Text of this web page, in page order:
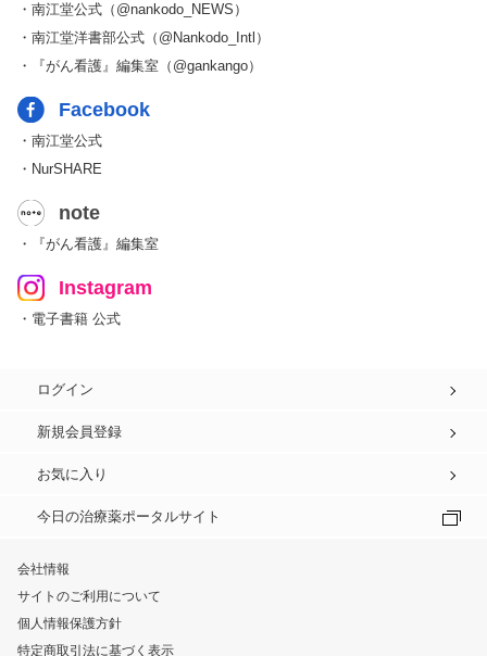
・南江堂公式（@nankodo_NEWS）
・南江堂洋書部公式（@Nankodo_Intl）
・『がん看護』編集室（@gankango）
Facebook
・南江堂公式
・NurSHARE
note
・『がん看護』編集室
Instagram
・電子書籍 公式
ログイン
新規会員登録
お気に入り
今日の治療薬ポータルサイト
会社情報
サイトのご利用について
個人情報保護方針
特定商取引法に基づく表示